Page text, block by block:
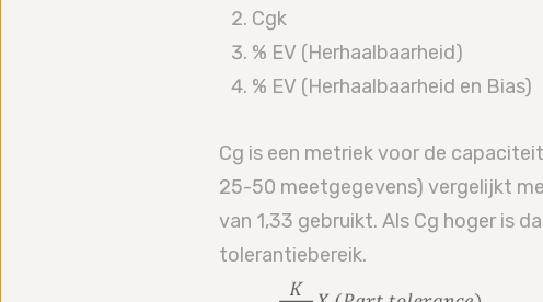
Cgk
% EV (Herhaalbaarheid)
% EV (Herhaalbaarheid en Bias)
Cg is een metriek voor de
25-50 meetgegevens) vergelijkt
van 1,33 gebruikt. Als Cg hoger is
tolerantiebereik.